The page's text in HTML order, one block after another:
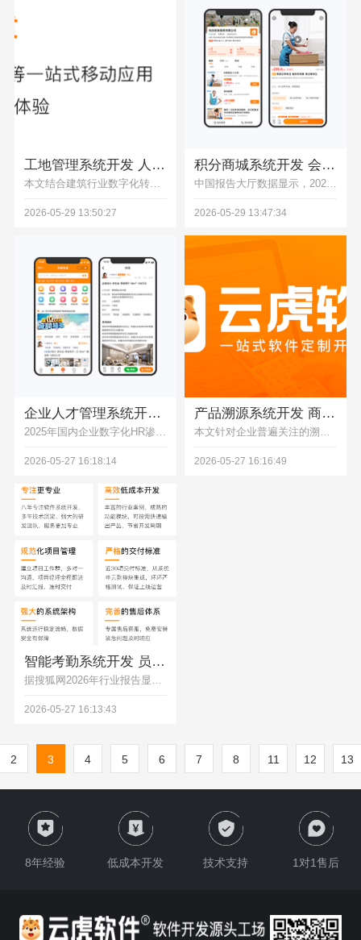
工地管理系统开发 人员考勤施工进度物资管控软件
本文结合建筑行业数字化转型趋势，拆解工地管理系统开发全流程，覆盖需求调研、系统设计、开发测试、上线运维各阶段，明确各阶段产出物与客户参与节点，帮助企业高效落地智能化工地管理方案。
2026-05-29 13:50:27
积分商城系统开发 会员积分兑换营销运营系统搭建
中国报告大厅数据显示，2026年第一季度积分商城小程序渗透率同比上涨37%，82%商家搭建后用户复购率提升45%，本文解析行业现状、核心痛点，提供技术赋能方案与数字化转型建议，助力企业搭建高效积分运营体系。
2026-05-29 13:47:34
企业人才管理系统开发 人事档案绩效考评一体化
2025年国内企业数字化HR渗透率仅37%，本文对比标准化SaaS、全栈定制开发、低代码搭建三类人才管理系统方案，从成本、功能适配性等6个维度分析优劣，为企业选择人事档案绩效考评一体化系统提供决策参考。
2026-05-27 16:18:14
产品溯源系统开发 商品全流程追踪查询平台定制
本文针对企业普遍关注的溯源系统开发问题给出核心解决方案，结合2026年物联网+区块链融合技术趋势，拆解溯源系统架构、功能与落地难点，附食品、医药行业真实案例，帮助企业低成本快速搭建全链路可信溯源平台。
2026-05-27 16:16:49
智能考勤系统开发 员工打卡排班人事管理软件
据搜狐网2026年行业报告显示，62%的企业考勤项目失败源于开发流程不规范。本文详解智能考勤系统全开发流程，明确各阶段产出物与客户参与节点，帮助企业打造适配需求的打卡排班人事管理软件，提升管理效率。
2026-05-27 16:13:43
2 3 4 5 6 7 8 11 12 13
8年经验 低成本开发 技术支持 1对1售后